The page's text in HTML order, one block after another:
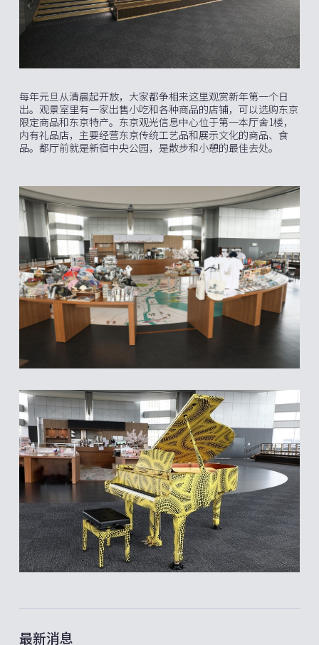
每年元旦从清晨起开放，大家都争相来这里观赏新年第一个日
出。观景室里有一家出售小吃和各种商品的店铺，可以选购东京
限定商品和东京特产。东京观光信息中心位于第一本厅舍1楼，
内有礼品店，主要经营东京传统工艺品和展示文化的商品、食
品。都厅前就是新宿中央公园，是散步和小憩的最佳去处。
最新消息